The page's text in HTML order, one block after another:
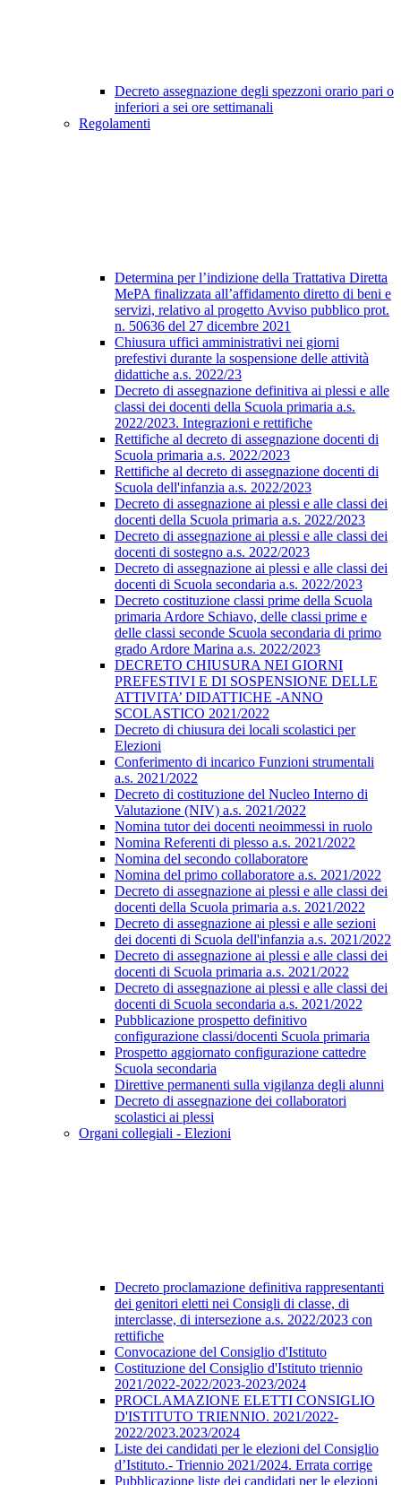
Decreto assegnazione degli spezzoni orario pari o
inferiori a sei ore settimanali
Regolamenti
Determina per l’indizione della Trattativa Diretta
MePA finalizzata all’affidamento diretto di beni e
servizi, relativo al progetto Avviso pubblico prot.
n. 50636 del 27 dicembre 2021
Chiusura uffici amministrativi nei giorni
prefestivi durante la sospensione delle attività
didattiche a.s. 2022/23
Decreto di assegnazione definitiva ai plessi e alle
classi dei docenti della Scuola primaria a.s.
2022/2023. Integrazioni e rettifiche
Rettifiche al decreto di assegnazione docenti di
Scuola primaria a.s. 2022/2023
Rettifiche al decreto di assegnazione docenti di
Scuola dell'infanzia a.s. 2022/2023
Decreto di assegnazione ai plessi e alle classi dei
docenti della Scuola primaria a.s. 2022/2023
Decreto di assegnazione ai plessi e alle classi dei
docenti di sostegno a.s. 2022/2023
Decreto di assegnazione ai plessi e alle classi dei
docenti di Scuola secondaria a.s. 2022/2023
Decreto costituzione classi prime della Scuola
primaria Ardore Schiavo, delle classi prime e
delle classi seconde Scuola secondaria di primo
grado Ardore Marina a.s. 2022/2023
DECRETO CHIUSURA NEI GIORNI
PREFESTIVI E DI SOSPENSIONE DELLE
ATTIVITA’ DIDATTICHE -ANNO
SCOLASTICO 2021/2022
Decreto di chiusura dei locali scolastici per
Elezioni
Conferimento di incarico Funzioni strumentali
a.s. 2021/2022
Decreto di costituzione del Nucleo Interno di
Valutazione (NIV) a.s. 2021/2022
Nomina tutor dei docenti neoimmessi in ruolo
Nomina Referenti di plesso a.s. 2021/2022
Nomina del secondo collaboratore
Nomina del primo collaboratore a.s. 2021/2022
Decreto di assegnazione ai plessi e alle classi dei
docenti della Scuola primaria a.s. 2021/2022
Decreto di assegnazione ai plessi e alle sezioni
dei docenti di Scuola dell'infanzia a.s. 2021/2022
Decreto di assegnazione ai plessi e alle classi dei
docenti di Scuola primaria a.s. 2021/2022
Decreto di assegnazione ai plessi e alle classi dei
docenti di Scuola secondaria a.s. 2021/2022
Pubblicazione prospetto definitivo
configurazione classi/docenti Scuola primaria
Prospetto aggiornato configurazione cattedre
Scuola secondaria
Direttive permanenti sulla vigilanza degli alunni
Decreto di assegnazione dei collaboratori
scolastici ai plessi
Organi collegiali - Elezioni
Decreto proclamazione definitiva rappresentanti
dei genitori eletti nei Consigli di classe, di
interclasse, di intersezione a.s. 2022/2023 con
rettifiche
Convocazione del Consiglio d'Istituto
Costituzione del Consiglio d'Istituto triennio
2021/2022-2022/2023-2023/2024
PROCLAMAZIONE ELETTI CONSIGLIO
D'ISTITUTO TRIENNIO. 2021/2022-
2022/2023.2023/2024
Liste dei candidati per le elezioni del Consiglio
d’Istituto.- Triennio 2021/2024. Errata corrige
Pubblicazione liste dei candidati per le elezioni